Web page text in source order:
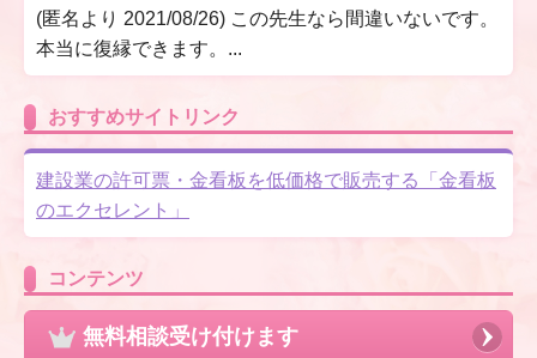
(匿名より 2021/08/26) この先生なら間違いないです。
本当に復縁できます。...
おすすめサイトリンク
建設業の許可票・金看板を低価格で販売する「金看板
のエクセレント」
コンテンツ
無料相談受け付けます